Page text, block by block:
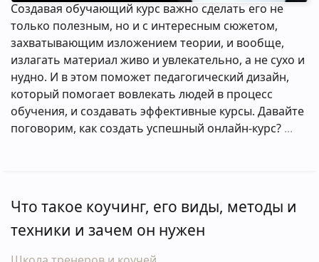
Создавая обучающий курс важно сделать его не
только полезным, но и с интересным сюжетом,
захватывающим изложением теории, и вообще,
излагать материал живо и увлекательно, а не сухо и
нудно. И в этом поможет педагогический дизайн,
который помогает вовлекать людей в процесс
обучения, и создавать эффективные курсы. Давайте
поговорим, как создать успешный онлайн-курс?
Что такое коучинг, его виды, методы и
техники и зачем он нужен